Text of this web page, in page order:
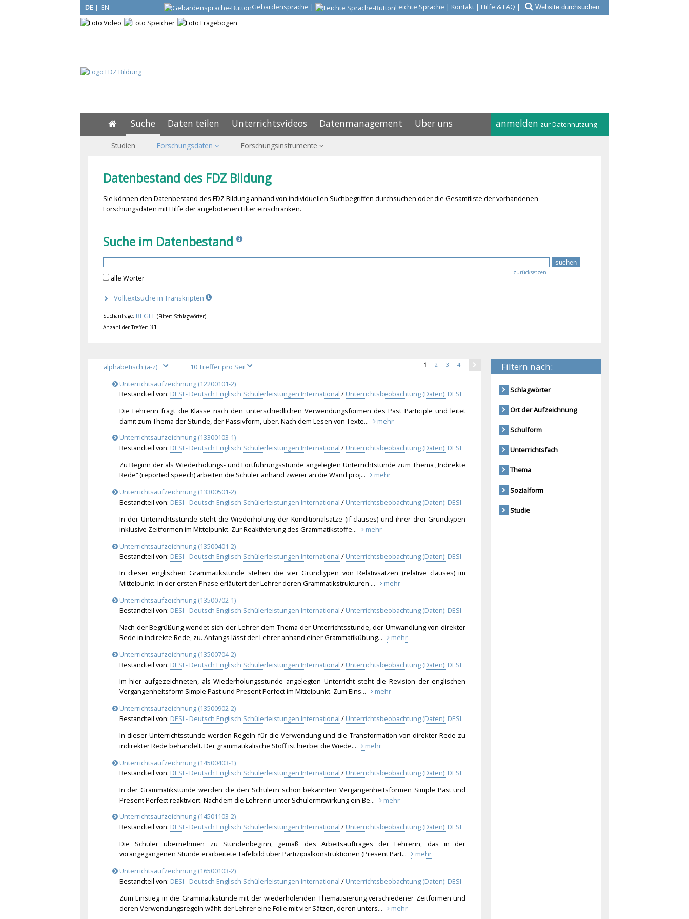
DE | EN Gebärdensprache | Leichte Sprache | Kontakt | Hilfe & FAQ |
anmelden zur Datennutzung
Suche Daten teilen Unterrichtsvideos Datenmanagement Über uns
Studien Forschungsdaten Forschungsinstrumente
Datenbestand des FDZ Bildung
Sie können den Datenbestand des FDZ Bildung anhand von individuellen Suchbegriffen durchsuchen oder die Gesamtliste der vorhandenen
Forschungsdaten mit Hilfe der angebotenen Filter einschränken.
Suche im Datenbestand
alle Wörter
zurücksetzen
Volltextsuche in Transkripten
Suchanfrage: REGEL (Filter: Schlagwörter)
Anzahl der Treffer: 31
Filtern nach:
Schlagwörter
Ort der Aufzeichnung
Schulform
Unterrichtsfach
Thema
Sozialform
Studie
1 234
Unterrichtsaufzeichnung (12200101-2)
Bestandteil von: DESI - Deutsch Englisch Schülerleistungen International / Unterrichtsbeobachtung (Daten): DESI
Die Lehrerin fragt die Klasse nach den unterschiedlichen Verwendungsformen des Past Participle und leitet
damit zum Thema der Stunde, der Passivform, über. Nach dem Lesen von Texte...
mehr
Unterrichtsaufzeichnung (13300103-1)
Bestandteil von: DESI - Deutsch Englisch Schülerleistungen International / Unterrichtsbeobachtung (Daten): DESI
Zu Beginn der als Wiederholungs- und Fortführungsstunde angelegten Unterrichtstunde zum Thema „Indirekte
Rede“ (reported speech) arbeiten die Schüler anhand zweier an die Wand proj...
mehr
Unterrichtsaufzeichnung (13300501-2)
Bestandteil von: DESI - Deutsch Englisch Schülerleistungen International / Unterrichtsbeobachtung (Daten): DESI
In der Unterrichtsstunde steht die Wiederholung der Konditionalsätze (if-clauses) und ihrer drei Grundtypen
inklusive Zeitformen im Mittelpunkt. Zur Reaktivierung des Grammatikstoffe...
mehr
Unterrichtsaufzeichnung (13500401-2)
Bestandteil von: DESI - Deutsch Englisch Schülerleistungen International / Unterrichtsbeobachtung (Daten): DESI
In dieser englischen Grammatikstunde stehen die vier Grundtypen von Relativsätzen (relative clauses) im
Mittelpunkt. In der ersten Phase erläutert der Lehrer deren Grammatikstrukturen ...
mehr
Unterrichtsaufzeichnung (13500702-1)
Bestandteil von: DESI - Deutsch Englisch Schülerleistungen International / Unterrichtsbeobachtung (Daten): DESI
Nach der Begrüßung wendet sich der Lehrer dem Thema der Unterrichtsstunde, der Umwandlung von direkter
Rede in indirekte Rede, zu. Anfangs lässt der Lehrer anhand einer Grammatikübung...
mehr
Unterrichtsaufzeichnung (13500704-2)
Bestandteil von: DESI - Deutsch Englisch Schülerleistungen International / Unterrichtsbeobachtung (Daten): DESI
Im hier aufgezeichneten, als Wiederholungsstunde angelegten Unterricht steht die Revision der englischen
Vergangenheitsform Simple Past und Present Perfect im Mittelpunkt. Zum Eins...
mehr
Unterrichtsaufzeichnung (13500902-2)
Bestandteil von: DESI - Deutsch Englisch Schülerleistungen International / Unterrichtsbeobachtung (Daten): DESI
In dieser Unterrichtsstunde werden Regeln für die Verwendung und die Transformation von direkter Rede zu
indirekter Rede behandelt. Der grammatikalische Stoff ist hierbei die Wiede...
mehr
Unterrichtsaufzeichnung (14500403-1)
Bestandteil von: DESI - Deutsch Englisch Schülerleistungen International / Unterrichtsbeobachtung (Daten): DESI
In der Grammatikstunde werden die den Schülern schon bekannten Vergangenheitsformen Simple Past und
Present Perfect reaktiviert. Nachdem die Lehrerin unter Schülermitwirkung ein Be...
mehr
Unterrichtsaufzeichnung (14501103-2)
Bestandteil von: DESI - Deutsch Englisch Schülerleistungen International / Unterrichtsbeobachtung (Daten): DESI
Die Schüler übernehmen zu Stundenbeginn, gemäß des Arbeitsauftrages der Lehrerin, das in der
vorangegangenen Stunde erarbeitete Tafelbild über Partizipialkonstruktionen (Present Part...
mehr
Unterrichtsaufzeichnung (16500103-2)
Bestandteil von: DESI - Deutsch Englisch Schülerleistungen International / Unterrichtsbeobachtung (Daten): DESI
Zum Einstieg in die Grammatikstunde mit der wiederholenden Thematisierung verschiedener Zeitformen und
deren Verwendungsregeln wählt der Lehrer eine Folie mit vier Sätzen, deren unters...
mehr